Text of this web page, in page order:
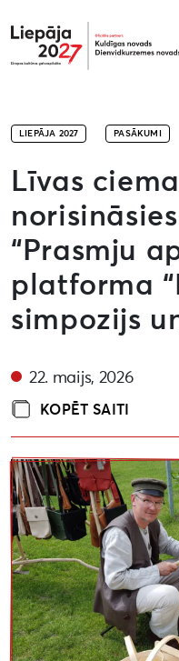
Liepāja2027
LIEPĀJA 2027 PASĀKUMI
Līvas
“Prasmju
platforma
simpozijs
22. maijs, 2026
KOPĒT SAITI